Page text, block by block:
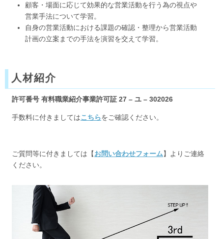
顧客・場面に応じて効果的な営業活動を行う為の視点や
営業手法について学習。
自身の営業活動における課題の確認・整理から営業活動
計画の立案までの手法を演習を交えて学習。
人材紹介
許可番号 有料職業紹介事業許可証 27 – ユ – 302026
手数料に付きましてはこちらをご確認ください。
ご質問等に付きましては【お問い合わせフォーム】よりご連絡
ください。